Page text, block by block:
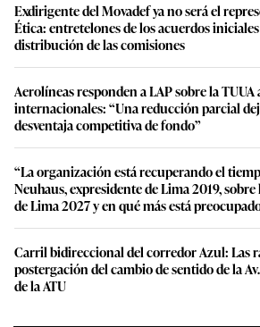
Exdirigente del Movadef ya no será el
Ética: entretelones de los acuerdos
distribución de las comisiones
Aerolíneas responden a LAP sobre la TUUA
internacionales: “Una reducción parcial
desventaja competitiva de fondo”
“La organización está recuperando el
Neuhaus, expresidente de Lima 2019,
de Lima 2027 y en qué más está
Carril bidireccional del corredor Azul: Las
postergación del cambio de sentido de la
de la ATU